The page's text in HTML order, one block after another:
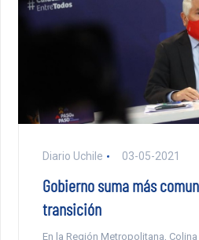
Diario Uchile 03-05-2021
Gobierno suma más
transición
En la Región Metropolitana,